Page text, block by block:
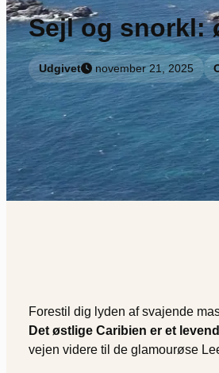
Sejl og snorkl:
Udgivet november 21, 2025
Forestil dig lyden af svajende
Det østlige Caribien er et
vejen videre til de glamourøse